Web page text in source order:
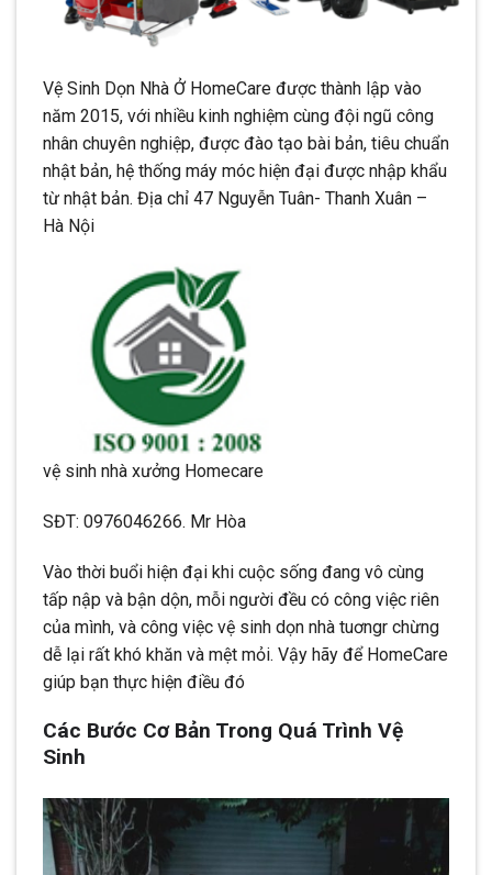
Vệ Sinh Dọn Nhà Ở HomeCare được thành lập vào
năm 2015, với nhiều kinh nghiệm cùng đội ngũ công
nhân chuyên nghiệp, được đào tạo bài bản, tiêu chuẩn
nhật bản, hệ thống máy móc hiện đại được nhập khẩu
từ nhật bản. Địa chỉ 47 Nguyễn Tuân- Thanh Xuân –
Hà Nội
vệ sinh nhà xưởng Homecare
SĐT: 0976046266. Mr Hòa
Vào thời buổi hiện đại khi cuộc sống đang vô cùng
tấp nập và bận dộn, mỗi người đều có công việc riên
của mình, và công việc vệ sinh dọn nhà tuơngr chừng
dễ lại rất khó khăn và mệt mỏi. Vậy hãy để HomeCare
giúp bạn thực hiện điều đó
Các Bước Cơ Bản Trong Quá Trình Vệ
Sinh